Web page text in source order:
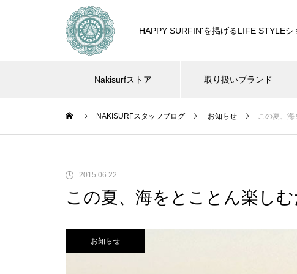
HAPPY SURFIN'を掲げるLIFE STYLE
Nakisurfストア 取り扱いブランド
NAKISURFスタッフブログ お知らせ この夏、海
2015.06.22
この夏、海をとことん楽し
お知らせ